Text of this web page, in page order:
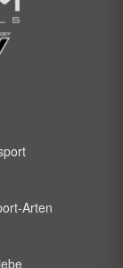
Arten